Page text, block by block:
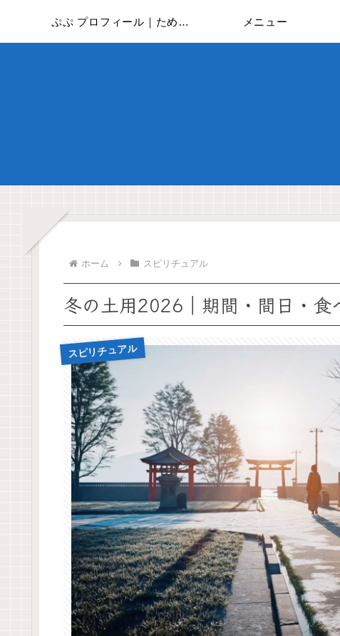
ぷぷ プロフィール｜ためしに全部やってみた メニュー
ホーム スピリチュアル
冬の土用2026｜期間・間日・食
スピリチュアル